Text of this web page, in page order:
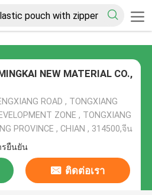
NEW MATERIAL CO.,
ROAD , TONGXIANG
ZONE , TONGXIANG
PROVINCE , CHIAN , 314500,จีน
รยืนยัน
ติดต่อเรา